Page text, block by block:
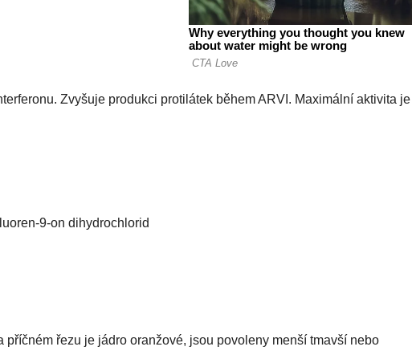
Zvyšuje produkci protilátek během ARVI. Maximální aktivita je
9-on dihydrochlorid
řezu je jádro oranžové, jsou povoleny menší tmavší nebo